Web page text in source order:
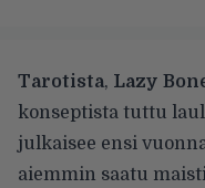
Tarotista, Lazy
konseptista tuttu
julkaisee ensi
aiemmin saatu